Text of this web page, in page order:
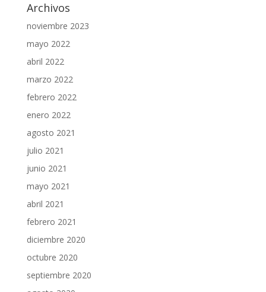
Archivos
noviembre 2023
mayo 2022
abril 2022
marzo 2022
febrero 2022
enero 2022
agosto 2021
julio 2021
junio 2021
mayo 2021
abril 2021
febrero 2021
diciembre 2020
octubre 2020
septiembre 2020